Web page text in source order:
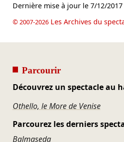
Dernière mise à jour le 7/12/2017
© 2007-2026Les Archives du
Parcourir
Découvrez un spectacle au
Othello, le More de Venise
Parcourez les derniers
Balmaseda